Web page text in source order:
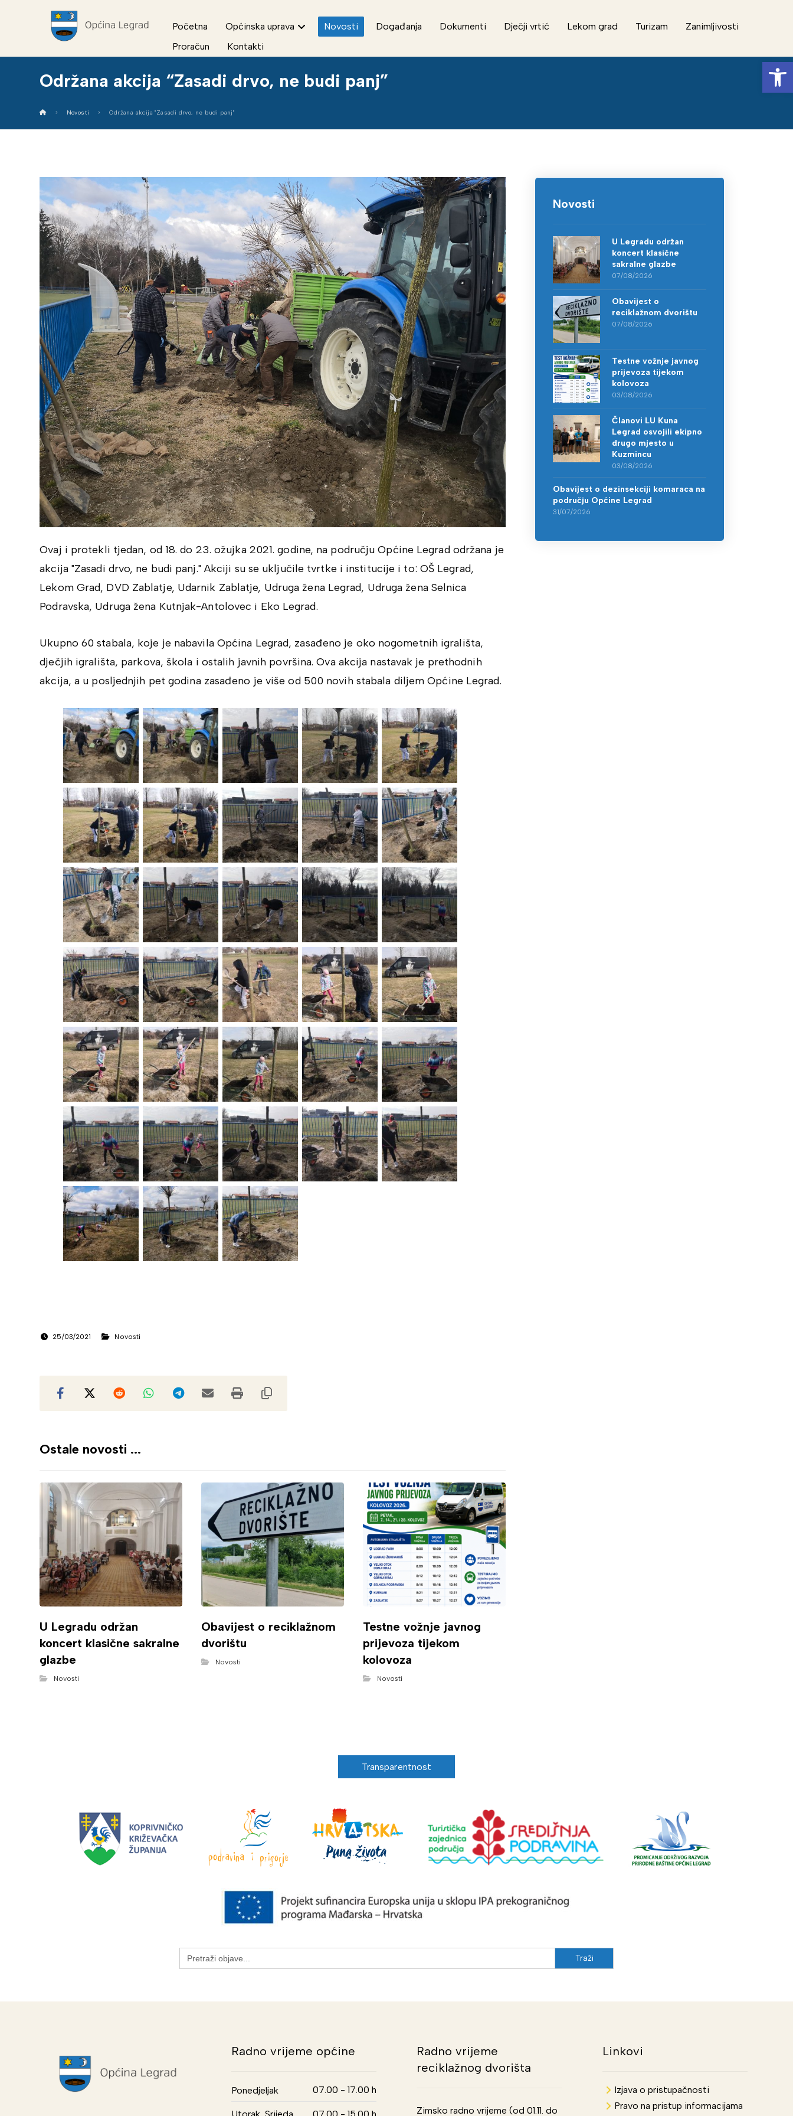
Početna Općinska uprava Novosti Događanja Dokumenti Dječji vrtić Lekom grad Turizam
Zanimljivosti
Proračun
Kontakti
Održana akcija “Zasadi drvo, ne budi panj”
Novosti Održana akcija "Zasadi drvo, ne budi panj"
Ovaj i protekli tjedan, od 18. do 23. ožujka 2021. godine, na području Općine Legrad održana je
akcija "Zasadi drvo, ne budi panj." Akciji su se uključile tvrtke i institucije i to: OŠ Legrad,
Lekom Grad, DVD Zablatje, Udarnik Zablatje, Udruga žena Legrad, Udruga žena Selnica
Podravska, Udruga žena Kutnjak-Antolovec i Eko Legrad.
Ukupno 60 stabala, koje je nabavila Općina Legrad, zasađeno je oko nogometnih igrališta,
dječjih igrališta, parkova, škola i ostalih javnih površina. Ova akcija nastavak je prethodnih
akcija, a u posljednjih pet godina zasađeno je više od 500 novih stabala diljem Općine Legrad.
25/03/2021 Novosti
Ostale novosti ...
U Legradu održan
koncert klasične sakralne
glazbe
Novosti
Obavijest o reciklažnom
dvorištu
Novosti
Testne vožnje javnog
prijevoza tijekom
kolovoza
Novosti
Novosti
U Legradu održan
koncert klasične
sakralne glazbe
07/08/2026
Obavijest o
reciklažnom dvorištu
07/08/2026
Testne vožnje javnog
prijevoza tijekom
kolovoza
03/08/2026
Članovi LU Kuna
Legrad osvojili ekipno
drugo mjesto u
Kuzmincu
03/08/2026
Obavijest o dezinsekciji komaraca na
području Općine Legrad
31/07/2026
Transparentnost
Search
for:
Radno vrijeme općine
Ponedjeljak 07.00 - 17.00 h
Radno vrijeme
reciklažnog dvorišta
Zimsko radno vrijeme (od 01.11. do
Linkovi
Izjava o pristupačnosti
Pravo na pristup informacijama